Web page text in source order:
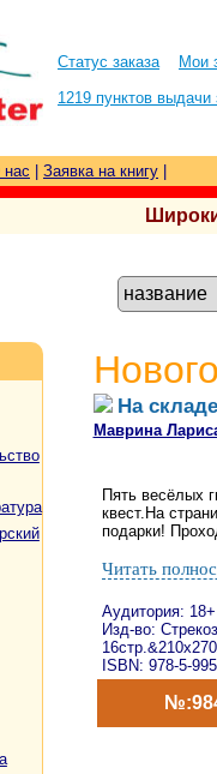
Статус заказа Мои
1219 пунктов выдачи
Заявка на книгу
На
Маврина
Пять весёлых
квест.На
подарки!
Читать
Аудитория:
Изд-во:
ISBN: 978-5-